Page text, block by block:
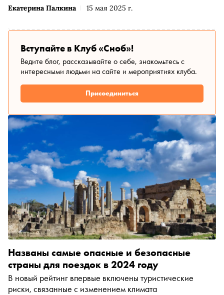
Екатерина Палкина 15 мая 2025 г.
Вступайте в Клуб «Сноб»!
Ведите блог, рассказывайте о себе, знакомьтесь с
интересными людьми на сайте и мероприятиях клуба.
Присоединиться
Названы самые опасные и безопасные
страны для поездок в 2024 году
В новый рейтинг впервые включены туристические
риски, связанные с изменением климата